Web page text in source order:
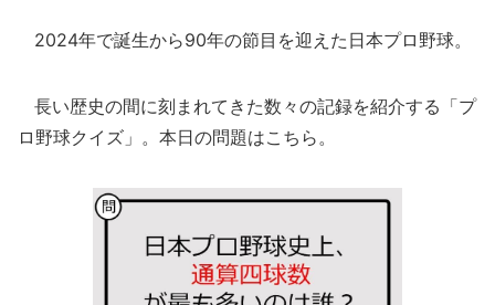
2024年で誕生から90年の節目を迎えた日本プロ野球。
長い歴史の間に刻まれてきた数々の記録を紹介する「プ
ロ野球クイズ」。本日の問題はこちら。